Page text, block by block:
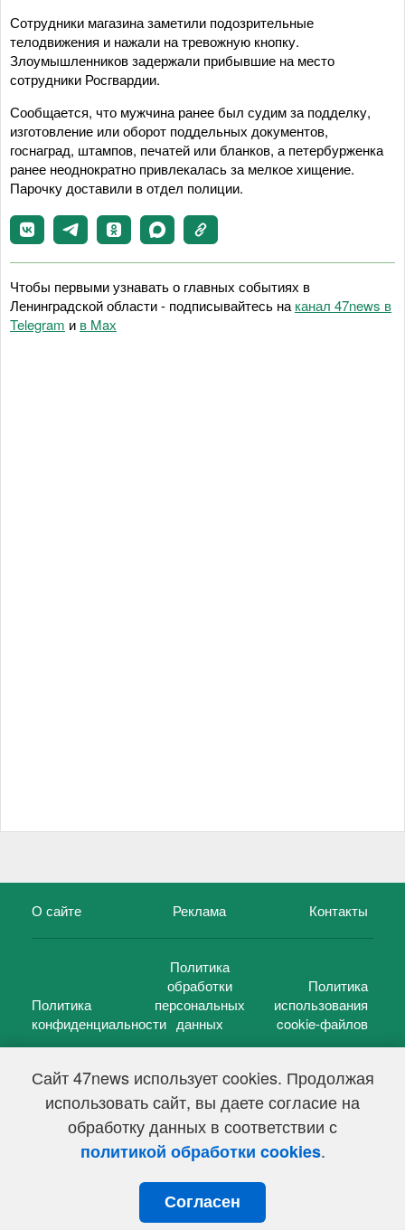
Сайт 47news использует cookies. Продолжая
использовать сайт, вы даете согласие на
обработку данных в соответствии с
политикой обработки cookies.
Согласен
Сотрудники магазина заметили подозрительные
телодвижения и нажали на тревожную кнопку.
Злоумышленников задержали прибывшие на место
сотрудники Росгвардии.
Сообщается, что мужчина ранее был судим за подделку,
изготовление или оборот поддельных документов,
госнаград, штампов, печатей или бланков, а петербурженка
ранее неоднократно привлекалась за мелкое хищение.
Парочку доставили в отдел полиции.
Чтобы первыми узнавать о главных событиях в
Ленинградской области - подписывайтесь на канал 47news в
Telegram и в Maх
О сайте Реклама Контакты
Политика
конфиденциальности
Политика
обработки
персональных
данных
Политика
использования
cookie-файлов
47 новостей (47 news)2005 — 2026 г.
Свидетельство о регистрации СМИ Эл № ФС 77-39848, выдано
Федеральной службой по надзору в сфере связи,
информационных технологий и массовых коммуникаций